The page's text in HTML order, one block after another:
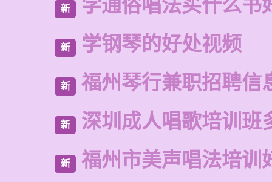
新 学通俗唱法买什么书
新 学钢琴的好处视频
新 福州琴行兼职招聘信
新 深圳成人唱歌培训班
新 福州市美声唱法培训